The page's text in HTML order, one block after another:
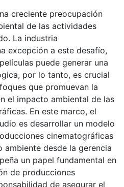
creciente preocupación
de las actividades
La industria
excepción a este desafío,
puede generar una
por lo tanto, es crucial
que promuevan la
el impacto ambiental de las
En este marco, el
es desarrollar un modelo
cinematográficas
ambiente desde la gerencia
un papel fundamental en
de producciones
de asegurar el